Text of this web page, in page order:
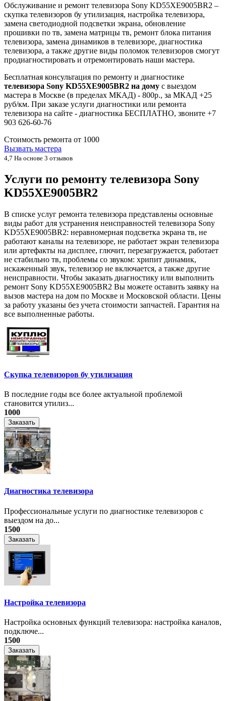
Обслуживание и ремонт телевизора Sony KD55XE9005BR2 –
скупка телевизоров бу утилизация, настройка телевизора,
замена светодиодной подсветки экрана, обновление
прошивки по тв, замена матрицы тв, ремонт блока питания
телевизора, замена динамиков в телевизоре, диагностика
телевизора, а также другие виды поломок телевизоров смогут
продиагностировать и отремонтировать наши мастера.
Бесплатная консультация по ремонту и диагностике
телевизора Sony KD55XE9005BR2 на дому с выездом
мастера в Москве (в пределах МКАД) - 800р., за МКАД +25
руб/км. При заказе услуги диагностики или ремонта
телевизора на сайте - диагностика БЕСПЛАТНО, звоните +7
903 626-60-76
Стоимость ремонта от 1000
Вызвать мастера
4,7 На основе 3 отзывов
Услуги по ремонту телевизора Sony
KD55XE9005BR2
В списке услуг ремонта телевизора представлены основные
виды работ для устранения неисправностей телевизора Sony
KD55XE9005BR2: неравномерная подсветка экрана тв, не
работают каналы на телевизоре, не работает экран телевизора
или артефакты на дисплее, глючит, перезагружается, работает
не стабильно тв, проблемы со звуком: хрипит динамик,
искаженный звук, телевизор не включается, а также другие
неисправности. Чтобы заказать диагностику или выполнить
ремонт Sony KD55XE9005BR2 Вы можете оставить заявку на
вызов мастера на дом по Москве и Московской области. Цены
за работу указаны без учета стоимости запчастей. Гарантия на
все выполненные работы.
Скупка телевизоров бу утилизация
​В последние годы все более актуальной проблемой
становится утилиз...
1000
Заказать
Диагностика телевизора
Профессиональные услуги по диагностике телевизоров с
выездом на до...
1500
Заказать
Настройка телевизора
Настройка основных функций телевизора: настройка каналов,
подключе...
1500
Заказать